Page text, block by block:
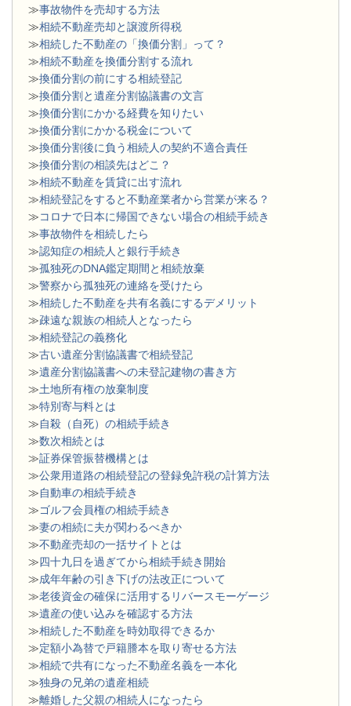
≫事故物件を売却する方法
≫相続不動産売却と譲渡所得税
≫相続した不動産の「換価分割」って？
≫相続不動産を換価分割する流れ
≫換価分割の前にする相続登記
≫換価分割と遺産分割協議書の文言
≫換価分割にかかる経費を知りたい
≫換価分割にかかる税金について
≫換価分割後に負う相続人の契約不適合責任
≫換価分割の相談先はどこ？
≫相続不動産を賃貸に出す流れ
≫相続登記をすると不動産業者から営業が来る？
≫コロナで日本に帰国できない場合の相続手続き
≫事故物件を相続したら
≫認知症の相続人と銀行手続き
≫孤独死のDNA鑑定期間と相続放棄
≫警察から孤独死の連絡を受けたら
≫相続した不動産を共有名義にするデメリット
≫疎遠な親族の相続人となったら
≫相続登記の義務化
≫古い遺産分割協議書で相続登記
≫遺産分割協議書への未登記建物の書き方
≫土地所有権の放棄制度
≫特別寄与料とは
≫自殺（自死）の相続手続き
≫数次相続とは
≫証券保管振替機構とは
≫公衆用道路の相続登記の登録免許税の計算方法
≫自動車の相続手続き
≫ゴルフ会員権の相続手続き
≫妻の相続に夫が関わるべきか
≫不動産売却の一括サイトとは
≫四十九日を過ぎてから相続手続き開始
≫成年年齢の引き下げの法改正について
≫老後資金の確保に活用するリバースモーゲージ
≫遺産の使い込みを確認する方法
≫相続した不動産を時効取得できるか
≫定額小為替で戸籍謄本を取り寄せる方法
≫相続で共有になった不動産名義を一本化
≫独身の兄弟の遺産相続
≫離婚した父親の相続人になったら